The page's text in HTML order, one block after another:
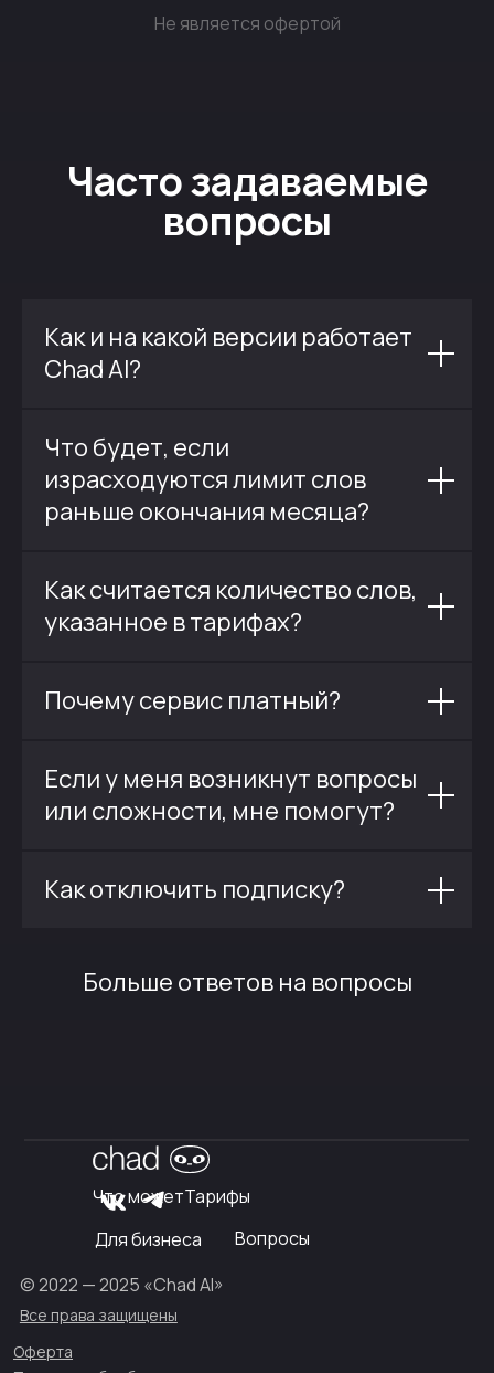
Не является офертой
Часто задаваемые
вопросы
Как и на какой версии работает
Chad AI?
Что будет, если
израсходуются лимит слов
раньше окончания месяца?
Как считается количество слов,
указанное в тарифах?
Почему сервис платный?
Если у меня возникнут вопросы
или сложности, мне помогут?
Как отключить подписку?
Больше ответов на вопросы
Вопросы
Для бизнеса
Оферта
Что можетТарифы
© 2022 — 2025 «Chad AI»
Все права защищены